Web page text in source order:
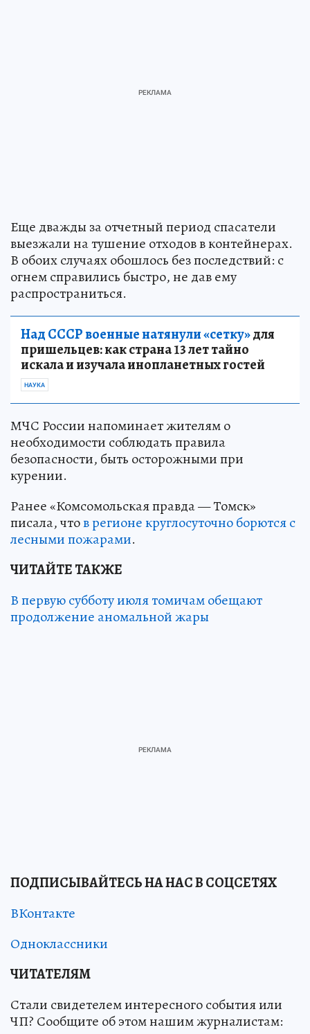
Еще дважды за отчетный период спасатели
выезжали на тушение отходов в контейнерах.
В обоих случаях обошлось без последствий: с
огнем справились быстро, не дав ему
распространиться.
Над СССР военные натянули «сетку»для
пришельцев: как страна 13 лет тайно
искала и изучала инопланетных гостей
НАУКА
МЧС России напоминает жителям о
необходимости соблюдать правила
безопасности, быть осторожными при
курении.
Ранее «Комсомольская правда — Томск»
писала, чтов регионе круглосуточно борются с
лесными пожарами.
ЧИТАЙТЕ ТАКЖЕ
В первую субботу июля томичам обещают
продолжение аномальной жары
ПОДПИСЫВАЙТЕСЬ НА НАС В СОЦСЕТЯХ
ВКонтакте
Одноклассники
ЧИТАТЕЛЯМ
Стали свидетелем интересного события или
ЧП? Сообщите об этом нашим журналистам: